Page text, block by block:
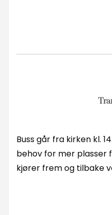
Buss går fra kirken kl.
behov for mer plasser
kjører frem og tilbake